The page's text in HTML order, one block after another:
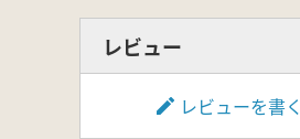
レビュー
レビューを書く